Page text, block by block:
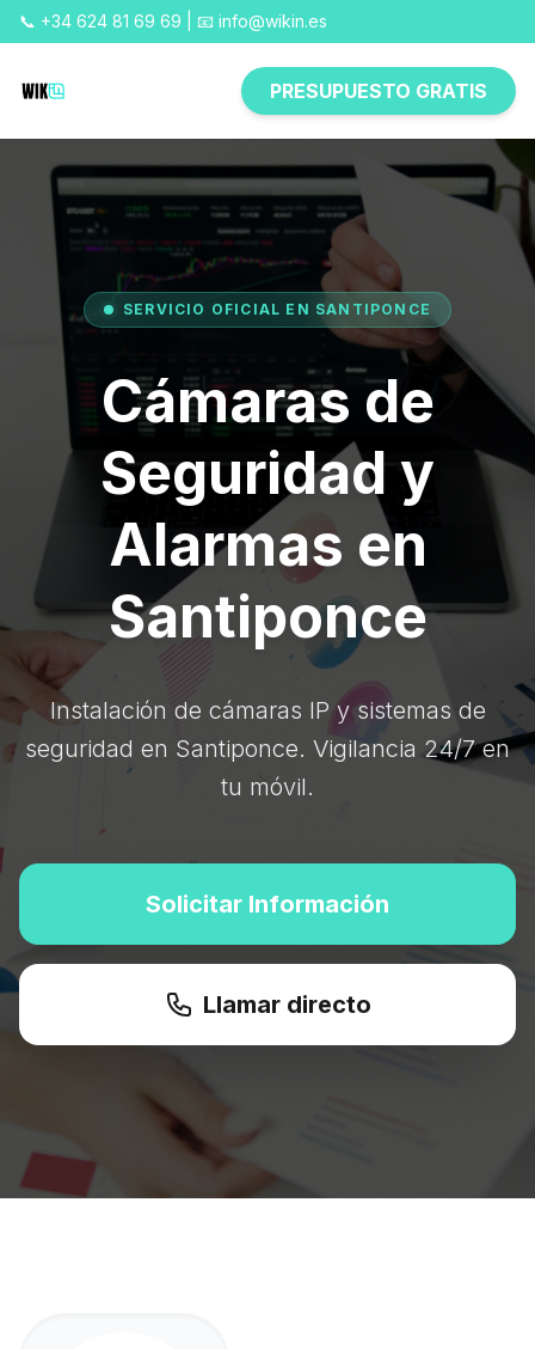
📞 +34 624 81 69 69 | 📧 info@wikin.es
PRESUPUESTO GRATIS
SERVICIO OFICIAL EN SANTIPONCE
Cámaras de
Seguridad y
Alarmas en
Santiponce
Instalación de cámaras IP y sistemas de
seguridad en Santiponce. Vigilancia 24/7 en
tu móvil.
Solicitar Información
Llamar directo